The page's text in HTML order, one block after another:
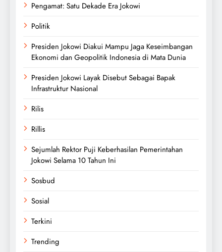
Pengamat: Satu Dekade Era Jokowi
Politik
Presiden Jokowi Diakui Mampu Jaga Keseimbangan
Ekonomi dan Geopolitik Indonesia di Mata Dunia
Presiden Jokowi Layak Disebut Sebagai Bapak
Infrastruktur Nasional
Rilis
Rillis
Sejumlah Rektor Puji Keberhasilan Pemerintahan
Jokowi Selama 10 Tahun Ini
Sosbud
Sosial
Terkini
Trending